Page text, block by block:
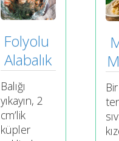
Folyolu
Alabalık
Balığı
yıkayın, 2
cm’lik
küpler
Bir